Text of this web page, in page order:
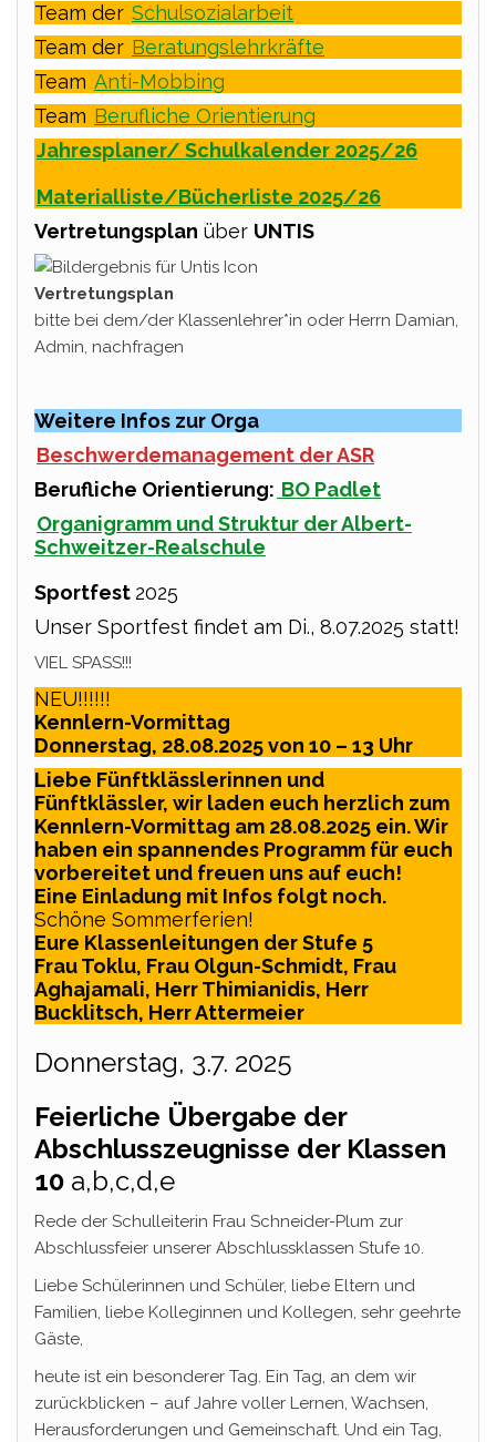
Team der Schulsozialarbeit
Team der Beratungslehrkräfte
Team Anti-Mobbing
Team Berufliche Orientierung
Jahresplaner/ Schulkalender 2025/26
Materialliste/Bücherliste 2025/26
Vertretungsplan über UNTIS
Vertretungsplan
bitte bei dem/der Klassenlehrer*in oder Herrn Damian,
Admin, nachfragen
Weitere Infos zur Orga
Beschwerdemanagement der ASR
Berufliche Orientierung: BO Padlet
Organigramm und Struktur der Albert-
Schweitzer-Realschule
Sportfest 2025
Unser Sportfest findet am Di., 8.07.2025 statt!
VIEL SPASS!!!
NEU!!!!!!
Kennlern-Vormittag
Donnerstag, 28.08.2025 von 10 – 13 Uhr
Liebe Fünftklässlerinnen und
Fünftklässler, wir laden euch herzlich zum
Kennlern-Vormittag am 28.08.2025 ein. Wir
haben ein spannendes Programm für euch
vorbereitet und freuen uns auf euch!
Eine Einladung mit Infos folgt noch.
Schöne Sommerferien!
Eure Klassenleitungen der Stufe 5
Frau Toklu, Frau Olgun-Schmidt, Frau
Aghajamali, Herr Thimianidis, Herr
Bucklitsch, Herr Attermeier
Donnerstag, 3.7. 2025
Feierliche Übergabe der
Abschlusszeugnisse der Klassen
10 a,b,c,d,e
Rede der Schulleiterin Frau Schneider-Plum zur
Abschlussfeier unserer Abschlussklassen Stufe 10.
Liebe Schülerinnen und Schüler, liebe Eltern und
Familien, liebe Kolleginnen und Kollegen, sehr geehrte
Gäste,
heute ist ein besonderer Tag. Ein Tag, an dem wir
zurückblicken – auf Jahre voller Lernen, Wachsen,
Herausforderungen und Gemeinschaft. Und ein Tag,